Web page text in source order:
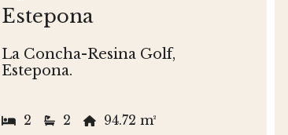
Estepona
La Concha-Resina Golf,
Estepona.
2 2
94.72 m²